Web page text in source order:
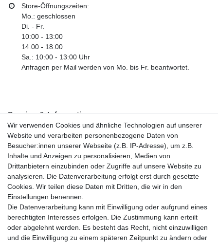
Store-Öffnungszeiten:
Mo.: geschlossen
Di. - Fr.
10:00 - 13:00
14:00 - 18:00
Sa.: 10:00 - 13:00 Uhr
Anfragen per Mail werden von Mo. bis Fr. beantwortet.
Service & Informationen
Kontakt
Retouren
Widerrufsrecht
Widerrufs­formular
Impressum
Daten­schutz­erklärung
AGB
Größentabelle
Kataloge
Barrierefreiheitserklärung
Sicherheitsinformationen
Wir verwenden Cookies und ähnliche Technologien auf unserer
Website und verarbeiten personenbezogene Daten von
Besucher:innen unserer Webseite (z.B. IP-Adresse), um z.B.
Inhalte und Anzeigen zu personalisieren, Medien von
Drittanbietern einzubinden oder Zugriffe auf unsere Website zu
analysieren. Die Datenverarbeitung erfolgt erst durch gesetzte
Cookies. Wir teilen diese Daten mit Dritten, die wir in den
Einstellungen benennen.
Die Datenverarbeitung kann mit Einwilligung oder aufgrund eines
berechtigten Interesses erfolgen. Die Zustimmung kann erteilt
oder abgelehnt werden. Es besteht das Recht, nicht einzuwilligen
und die Einwilligung zu einem späteren Zeitpunkt zu ändern oder